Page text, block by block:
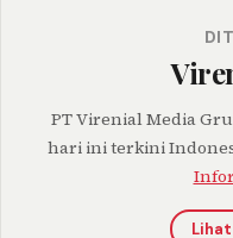
PT Virenial Media
hari ini terkini